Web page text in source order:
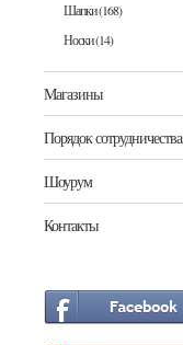
Шапки(168)
Носки(14)
Магазины
Порядок сотрудничества
Шоурум
Контакты